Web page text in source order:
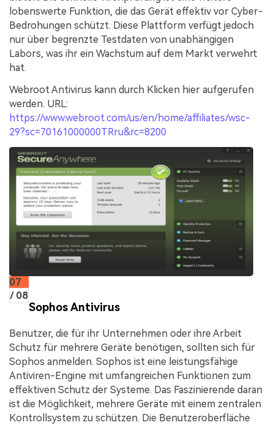
lobenswerte Funktion, die das Gerät effektiv vor Cyber-
Bedrohungen schützt. Diese Plattform verfügt jedoch
nur über begrenzte Testdaten von unabhängigen
Labors, was ihr ein Wachstum auf dem Markt verwehrt
hat.
Webroot Antivirus kann durch Klicken hier aufgerufen
werden. URL:
https://www.webroot.com/us/en/home/affiliates/wsc-
29?sc=70161000000TRru&rc=8200
07
/ 08
Sophos Antivirus
Benutzer, die für ihr Unternehmen oder ihre Arbeit
Schutz für mehrere Geräte benötigen, sollten sich für
Sophos anmelden. Sophos ist eine leistungsfähige
Antiviren-Engine mit umfangreichen Funktionen zum
effektiven Schutz der Systeme. Das Faszinierende daran
ist die Möglichkeit, mehrere Geräte mit einem zentralen
Kontrollsystem zu schützen. Die Benutzeroberfläche